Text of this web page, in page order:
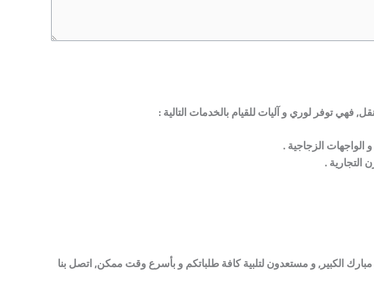
فهي توفر لوري و آليات للقيام بالخدمات التالية :
الواجهات الزجاجية .
التجارية .
الكبير, و مستعدون لتلبية كافة طلباتكم و بأسرع وقت ممكن, اتصل بنا